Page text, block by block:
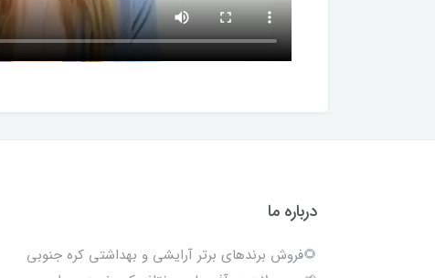
درباره ما
🌻فروش برندهای برتر آرایشی و بهداشتی کره جنوبی